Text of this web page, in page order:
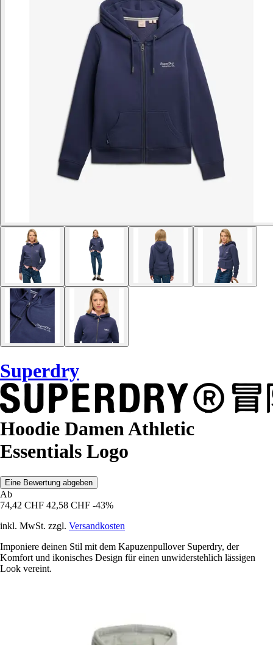
Superdry
Hoodie Damen Athletic
Essentials Logo
Eine Bewertung abgeben
Ab
74,42 CHF 42,58 CHF -43%
inkl. MwSt. zzgl. Versandkosten
Imponiere deinen Stil mit dem Kapuzenpullover Superdry, der
Komfort und ikonisches Design für einen unwiderstehlich lässigen
Look vereint.